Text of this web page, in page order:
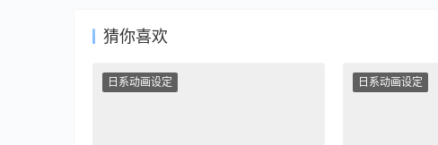
猜你喜欢
日系动画设定 日系动画设定